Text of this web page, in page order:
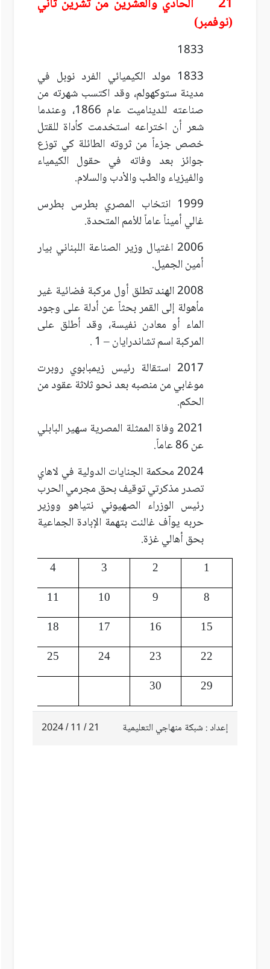
21 الحادي والعشرين من تشرين ثاني
(نوفمبر)
1833
1833 مولد الكيميائي الفرد نوبل في
مدينة ستوكهولم، وقد اكتسب شهرته من
صناعته للديناميت عام 1866، وعندما
شعر أن اختراعه استخدمت كأداة للقتل
خصص جزءاً من ثروته الطائلة كي توزع
جوائز بعد وفاته في حقول الكيمياء
والفيزياء والطب والأدب والسلام.
1999 انتخاب المصري بطرس بطرس
غالي أميناً عاماً للأمم المتحدة.
2006 اغتيال وزير الصناعة اللبناني بيار
أمين الجميل.
2008 الهند تطلق أول مركبة فضائية غير
مأهولة إلى القمر بحثاً عن أدلة على وجود
الماء أو معادن نفيسة، وقد أطلق على
المركبة اسم تشاندرايان – 1 .
2017 استقالة رئيس زيمبابوي روبرت
موغابي من منصبه بعد نحو ثلاثة عقود من
الحكم.
2021 وفاة الممثلة المصرية سهير البابلي
عن 86 عاماً.
2024 محكمة الجنايات الدولية في لاهاي
تصدر مذكرتي توقيف بحق مجرمي الحرب
رئيس الوزراء الصهيوني نتياهو ووزير
حربه يوآف غالنت بتهمة الإبادة الجماعية
بحق أهالي غزة.
1
2
3
4
8
9
10
11
15
16
17
18
22
23
24
25
29
30
إعداد : شبكة منهاجي التعليمية 21 / 11 / 2024